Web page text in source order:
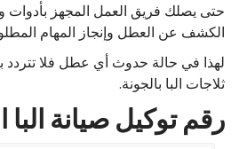
حتى يصلك فريق العمل المجهز بأدوات
الكشف عن العطل وإنجاز المهام
لهذا في حالة حدوث أي عطل فلا تتردد
ثلاجات البا بالجونة.
رقم توكيل صيانة البا